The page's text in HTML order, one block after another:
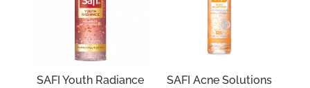
SAFI Youth Radiance
SAFI Acne Solutions